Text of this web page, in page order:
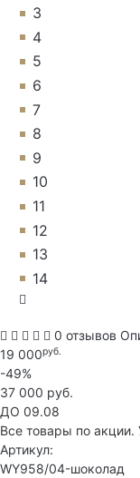
3
4
5
6
7
8
9
10
11
12
13
14
0 отзывов
19 000руб.
-49%
37 000 руб.
ДО 09.08
Все товары по акции.
Артикул:
WY958/04-шоколад